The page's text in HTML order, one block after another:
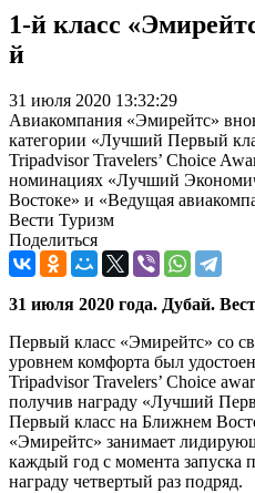
1-й класс
й
31 июля 2020 13:32:29
Авиакомпания «Эмирейтс»
категории «Лучший Первый
Tripadvisor Travelers’ Choice
номинациях «Лучший
Востоке» и «Ведущая
Вести Туризм
Поделиться
31 июля 2020 года. Дубай.
Первый класс «Эмирейтс» со
уровнем комфорта был
Tripadvisor Travelers’ Choice
получив награду «Лучший
Первый класс на Ближнем
«Эмирейтс» занимает
каждый год с момента запуска
награду четвертый раз подряд.